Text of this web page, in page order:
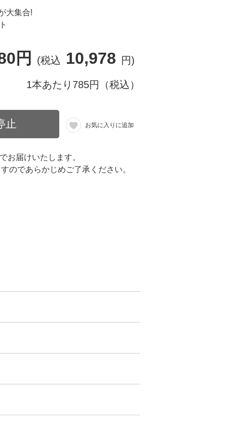
大集合!
円 (税込 10,978 円)
1本あたり785円（税込）
止 お気に入りに追加
お届けいたします。
のであらかじめご了承ください。